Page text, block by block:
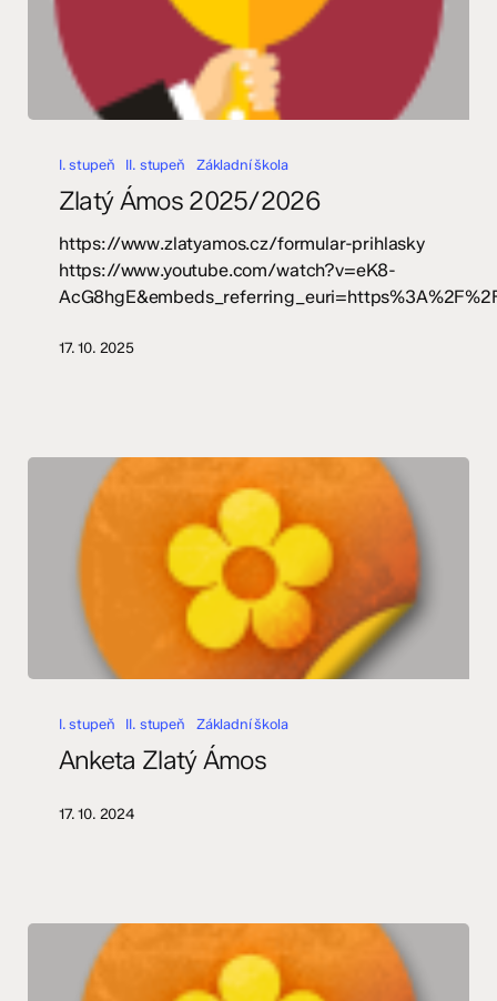
ÁmosI. stupeň II. stupeň Základní škola
Zlatý Ámos 2025/2026
https://www.zlatyamos.cz/formular-prihlasky
https://www.youtube.com/watch?v=eK8-
17. 10. 2025
ZlatýI. stupeň II. stupeň Základní škola
Anketa Zlatý Ámos
17. 10. 2024